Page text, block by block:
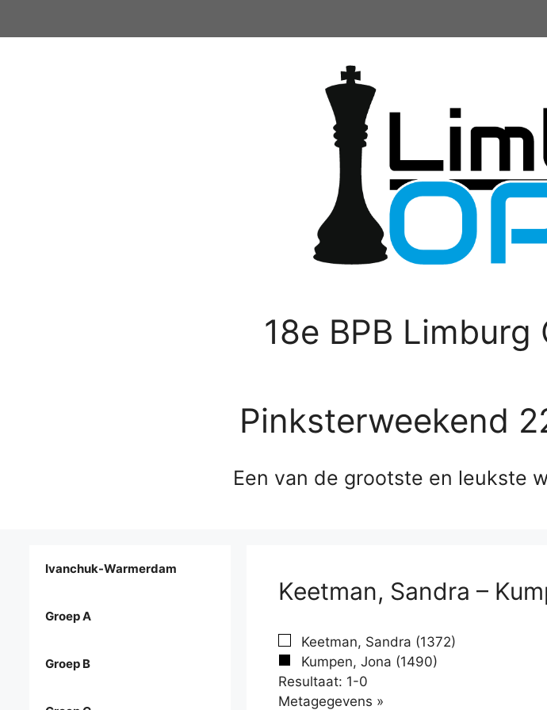
18e BPB
Pinksterweekend
Een van de grootste en leukste
Keetman, Sandra –
Keetman, Sandra (1372)
Kumpen, Jona (1490)
Resultaat: 1-0
Metagegevens »
Ivanchuk-Warmerdam
Groep A
Groep B